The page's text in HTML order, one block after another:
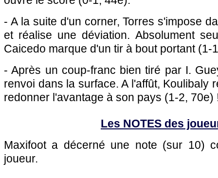
- A la suite d'un corner, Torres s'impose
et réalise une déviation. Absolument
Caicedo marque d'un tir à bout portant (1-
- Après un coup-franc bien tiré par I.
renvoi dans la surface. A l'affût, Koulibaly
redonner l'avantage à son pays (1-2, 70e)
Les NOTES des
Maxifoot a décerné une note (sur 10)
joueur.